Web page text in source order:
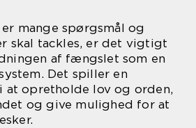
mange spørgsmål og
skal tackles, er det vigtigt
af fængslet som en
Det spiller en
at opretholde lov og orden,
og give mulighed for at